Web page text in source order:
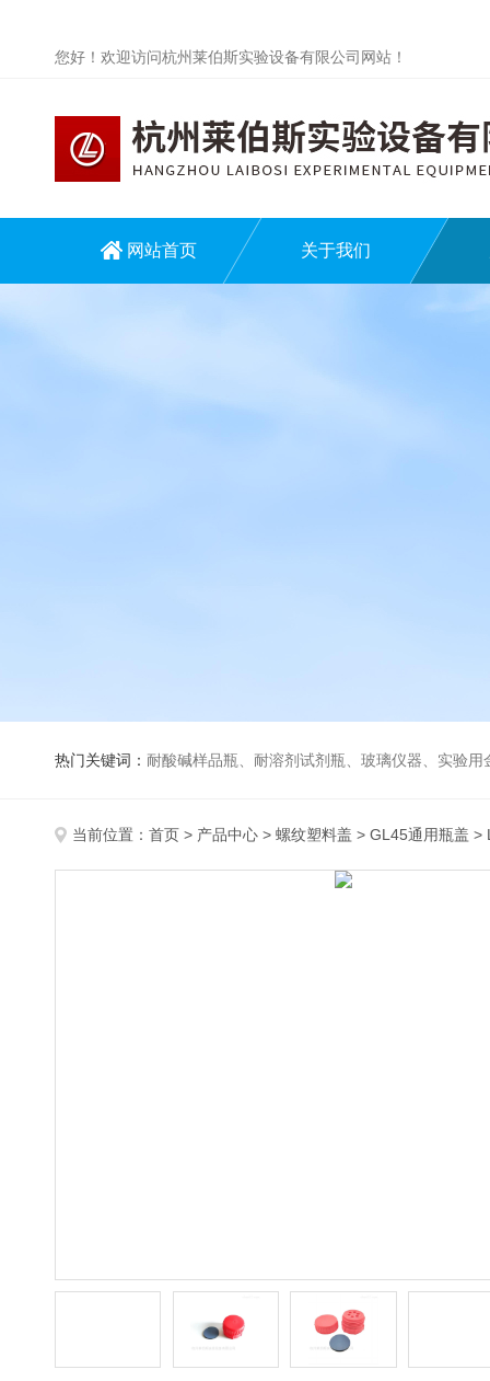
您好！欢迎访问杭州莱伯斯实验设备有限公司网站！
网站首页 关于我们
热门关键词： 耐酸碱样品瓶、耐溶剂试剂瓶、玻璃仪器、实验
当前位置： 首页 > 产品中心 > 螺纹塑料盖 > GL45通用瓶盖 >